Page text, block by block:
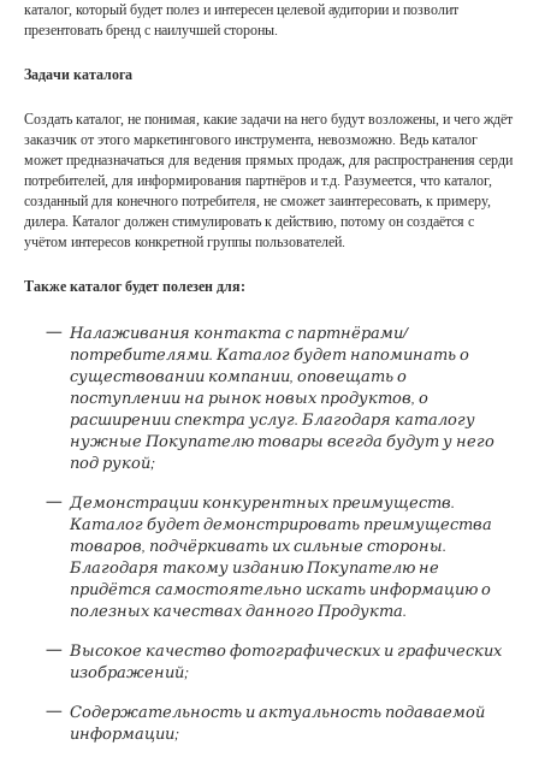
каталог, который будет полез и интересен целевой аудитории и позволит
презентовать бренд с наилучшей стороны.
Задачи каталога
Создать каталог, не понимая, какие задачи на него будут возложены, и чего ждёт
заказчик от этого маркетингового инструмента, невозможно. Ведь каталог
может предназначаться для ведения прямых продаж, для распространения серди
потребителей, для информирования партнёров и т.д. Разумеется, что каталог,
созданный для конечного потребителя, не сможет заинтересовать, к примеру,
дилера. Каталог должен стимулировать к действию, потому он создаётся с
учётом интересов конкретной группы пользователей.
Также каталог будет полезен для:
Налаживания контакта с партнёрами/
потребителями. Каталог будет напоминать о
существовании компании, оповещать о
поступлении на рынок новых продуктов, о
расширении спектра услуг. Благодаря каталогу
нужные Покупателю товары всегда будут у него
под рукой;
Демонстрации конкурентных преимуществ.
Каталог будет демонстрировать преимущества
товаров, подчёркивать их сильные стороны.
Благодаря такому изданию Покупателю не
придётся самостоятельно искать информацию о
полезных качествах данного Продукта.
Высокое качество фотографических и графических
изображений;
Содержательность и актуальность подаваемой
информации;